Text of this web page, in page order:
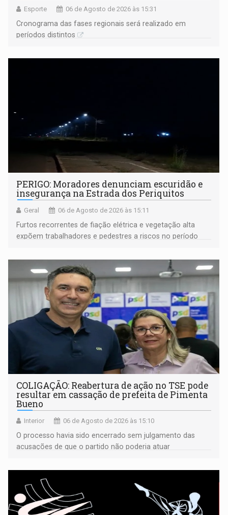
Esporte 06 de Agosto de 2026 às 15:31
Cronograma das fases regionais será realizado em
períodos distintos
PERIGO: Moradores denunciam escuridão e
insegurança na Estrada dos Periquitos
Geral 06 de Agosto de 2026 às 15:11
Furtos recorrentes de fiação elétrica e vegetação alta
expõem trabalhadores e pedestres a riscos no período
COLIGAÇÃO: Reabertura de ação no TSE pode
resultar em cassação de prefeita de Pimenta
Bueno
Interior 06 de Agosto de 2026 às 15:10
O processo havia sido encerrado sem julgamento das
acusações de que o partido não poderia atuar